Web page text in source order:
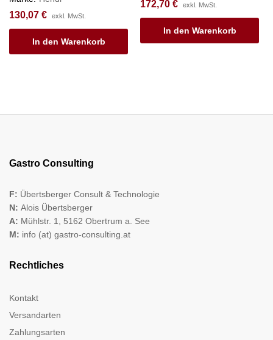
130,07 € exkl. MwSt.
In den Warenkorb
172,70 € exkl. MwSt.
In den Warenkorb
Gastro Consulting
F: Übertsberger Consult & Technologie
N: Alois Übertsberger
A: Mühlstr. 1, 5162 Obertrum a. See
M: info (at) gastro-consulting.at
Rechtliches
Kontakt
Versandarten
Zahlungsarten